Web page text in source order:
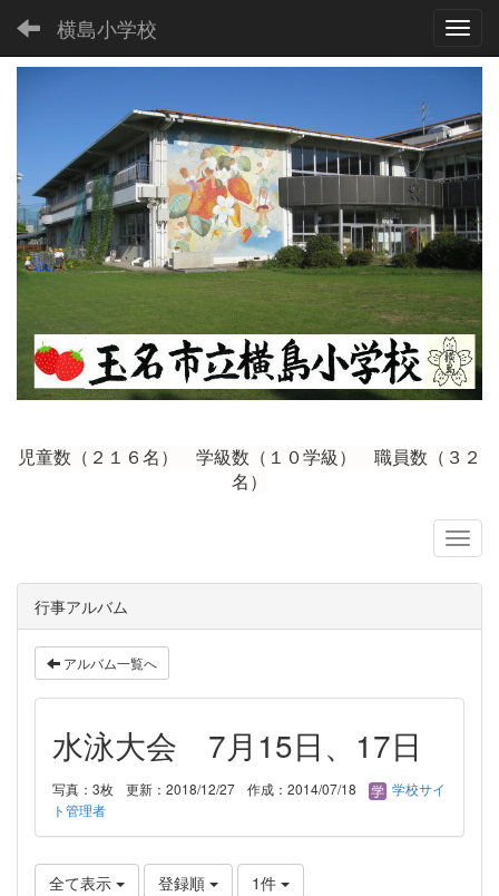
横島小学校
児童数（２１６名） 学級数（１０学級） 職員数（３２
名）
行事アルバム
アルバム一覧へ
水泳大会 7月15日、17日
写真：3枚 更新：2018/12/27 作成：2014/07/18
学校サイ
ト管理者
全て表示 登録順 1件